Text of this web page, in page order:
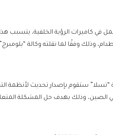
في كاميرات الرؤية الخلفية، يتسبب
وذلك وفقًا لما نقلته وكالة